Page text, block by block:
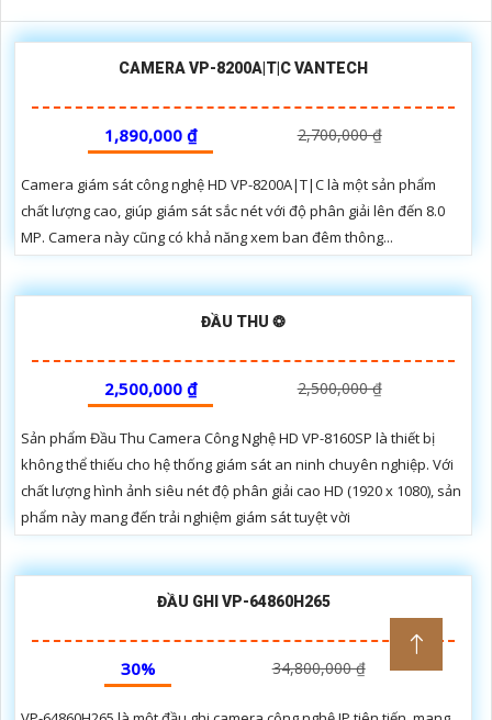
CAMERA VP-8200A|T|C VANTECH
1,890,000 ₫ 2,700,000 ₫
Camera giám sát công nghệ HD VP-8200A|T|C là một sản phẩm
chất lượng cao, giúp giám sát sắc nét với độ phân giải lên đến 8.0
MP. Camera này cũng có khả năng xem ban đêm thông...
ĐẦU THU ❂
2,500,000 ₫ 2,500,000 ₫
Sản phẩm Đầu Thu Camera Công Nghệ HD VP-8160SP là thiết bị
không thể thiếu cho hệ thống giám sát an ninh chuyên nghiệp. Với
chất lượng hình ảnh siêu nét độ phân giải cao HD (1920 x 1080), sản
phẩm này mang đến trải nghiệm giám sát tuyệt vời
ĐẦU GHI VP-64860H265
30% 34,800,000 ₫